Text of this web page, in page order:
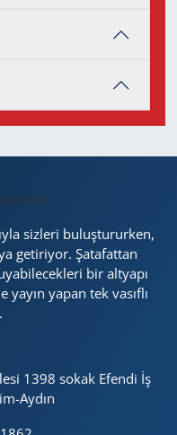
sizleri buluştururken,
getiriyor. Şatafattan
bir altyapı
yapan tek vasıflı
1398 sokak Efendi İş
Aydın